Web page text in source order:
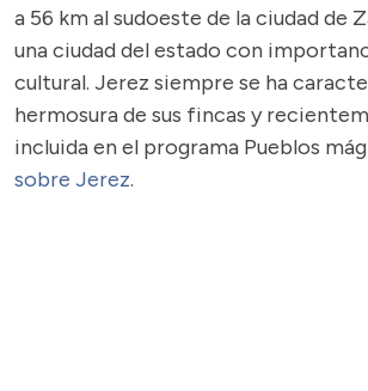
a 56 km al sudoeste de la ciudad de
una ciudad del estado con
cultural. Jerez siempre se ha
hermosura de sus fincas y
incluida en el programa Pueblos
sobre Jerez.